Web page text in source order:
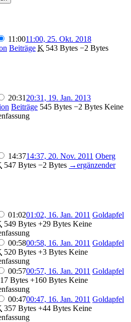
11:0011:00, 25. Okt. 2018
Beiträge K 543 Bytes −2 Bytes
20:31 20:31, 19. Jan. 2013
Beiträge 545 Bytes −2 Bytes Keine
14:3714:37, 20. Nov. 2011 Oberg
547 Bytes −2 Bytes →‎ergänzender
01:0201:02, 16. Jan. 2011 Goldapfel
549 Bytes +29 Bytes Keine
00:5800:58, 16. Jan. 2011 Goldapfel
520 Bytes +3 Bytes Keine
00:5700:57, 16. Jan. 2011 Goldapfel
Bytes +160 Bytes Keine
00:4700:47, 16. Jan. 2011 Goldapfel
357 Bytes +44 Bytes Keine